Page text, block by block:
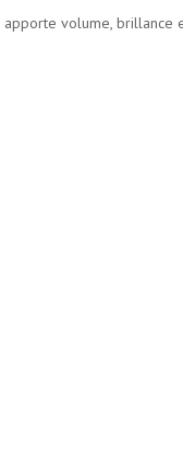
apporte volume, brillance